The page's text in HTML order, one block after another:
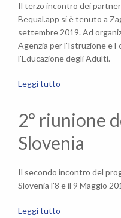
Il terzo incontro dei
Bequal.app si è tenuto a
settembre 2019. Ad
Agenzia per l'Istruzione e
l'Educazione degli Adulti.
Leggi tutto
2° riunione
Slovenia
Il secondo incontro del
Slovenia l'8 e il 9 Maggio
Leggi tutto